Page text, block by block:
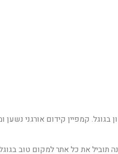
קמפיין קידום אורגני
תוביל את כל אתר למקום טוב